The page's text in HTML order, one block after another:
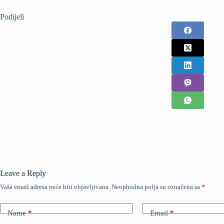
Podijeli
Leave a Reply
Vaša email adresa neće biti objavljivana. Neophodna polja su označena sa *
Name* Email*